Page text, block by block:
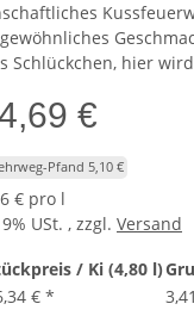
Schlückchen, hier
€
Pfand 5,10 €
€ pro l
USt. , zzgl. Versand
/ Ki (4,80 l)
€ *